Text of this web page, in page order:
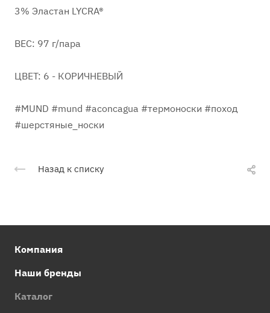
3% Эластан LYCRA®
ВЕС: 97 г/пара
ЦВЕТ: 6 - КОРИЧНЕВЫЙ
#MUND #mund #aconcagua #термоноски #поход
#шерстяные_носки
Назад к списку
Компания
Наши бренды
Каталог